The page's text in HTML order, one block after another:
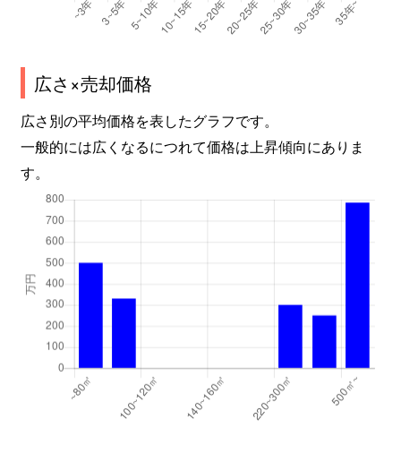
広さ×売却価格
広さ別の平均価格を表したグラフです。
一般的には広くなるにつれて価格は上昇傾向にありま
す。